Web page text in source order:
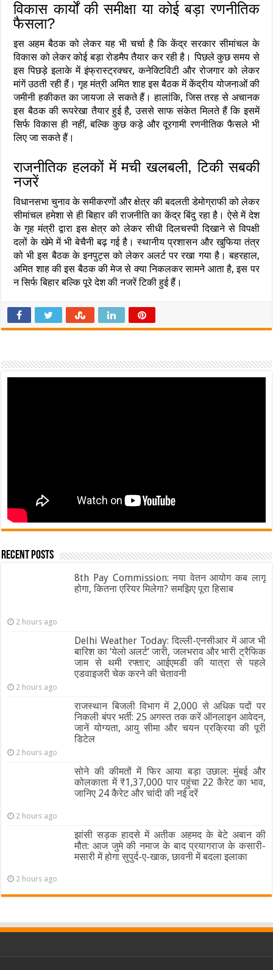
विकास कार्यों की समीक्षा या कोई बड़ा रणनीतिक
फैसला?
इस अहम बैठक को लेकर यह भी चर्चा है कि केंद्र सरकार सीमांचल के
विकास को लेकर कोई बड़ा रोडमैप तैयार कर रही है। पिछले कुछ समय से
इस पिछड़े इलाके में इंफ्रास्ट्रक्चर, कनेक्टिविटी और रोजगार को लेकर
मांगें उठती रही हैं। गृह मंत्री अमित शाह इस बैठक में केंद्रीय योजनाओं की
जमीनी हकीकत का जायजा ले सकते हैं। हालांकि, जिस तरह से अचानक
इस बैठक की रूपरेखा तैयार हुई है, उससे साफ संकेत मिलते हैं कि इसमें
सिर्फ विकास ही नहीं, बल्कि कुछ कड़े और दूरगामी रणनीतिक फैसले भी
लिए जा सकते हैं।
राजनीतिक हलकों में मची खलबली, टिकी सबकी
नजरें
विधानसभा चुनाव के समीकरणों और क्षेत्र की बदलती डेमोग्राफी को लेकर
सीमांचल हमेशा से ही बिहार की राजनीति का केंद्र बिंदु रहा है। ऐसे में देश
के गृह मंत्री द्वारा इस क्षेत्र को लेकर सीधी दिलचस्पी दिखाने से विपक्षी
दलों के खेमे में भी बेचैनी बढ़ गई है। स्थानीय प्रशासन और खुफिया तंत्र
को भी इस बैठक के इनपुट्स को लेकर अलर्ट पर रखा गया है। बहरहाल,
अमित शाह की इस बैठक की मेज से क्या निकलकर सामने आता है, इस पर
न सिर्फ बिहार बल्कि पूरे देश की नजरें टिकी हुई हैं।
Recent Posts
8th Pay Commission: नया वेतन आयोग कब लागू
होगा, कितना एरियर मिलेगा? समझिए पूरा हिसाब
2 hours ago
Delhi Weather Today: दिल्ली-एनसीआर में आज भी
बारिश का ‘येलो अलर्ट’ जारी, जलभराव और भारी ट्रैफिक
जाम से थमी रफ्तार; आईएमडी की यात्रा से पहले
एडवाइजरी चेक करने की चेतावनी
2 hours ago
राजस्थान बिजली विभाग में 2,000 से अधिक पदों पर
निकली बंपर भर्ती: 25 अगस्त तक करें ऑनलाइन आवेदन,
जानें योग्यता, आयु सीमा और चयन प्रक्रिया की पूरी
डिटेल
2 hours ago
सोने की कीमतों में फिर आया बड़ा उछाल: मुंबई और
कोलकाता में ₹1,37,000 पार पहुंचा 22 कैरेट का भाव,
जानिए 24 कैरेट और चांदी की नई दरें
2 hours ago
झांसी सड़क हादसे में अतीक अहमद के बेटे अबान की
मौत: आज जुमे की नमाज के बाद प्रयागराज के कसारी-
मसारी में होगा सुपुर्द-ए-खाक, छावनी में बदला इलाका
2 hours ago